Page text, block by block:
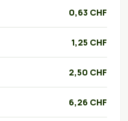
0,63 CHF
1,25 CHF
2,50 CHF
6,26 CHF